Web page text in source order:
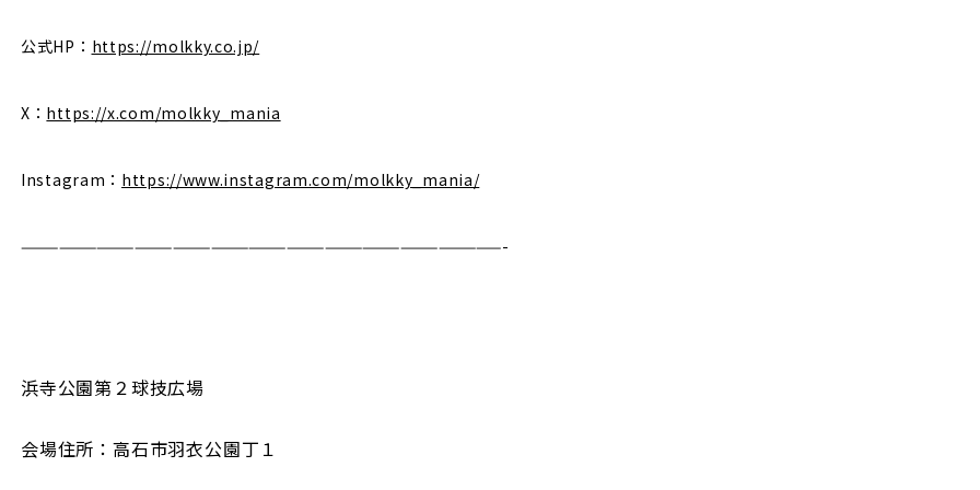
公式HP： https://molkky.co.jp/
X： https://x.com/molkky_mania
Instagram： https://www.instagram.com/molkky_mania/
——————————————————————————————————————-
浜寺公園第２球技広場
会場住所：高石市羽衣公園丁１